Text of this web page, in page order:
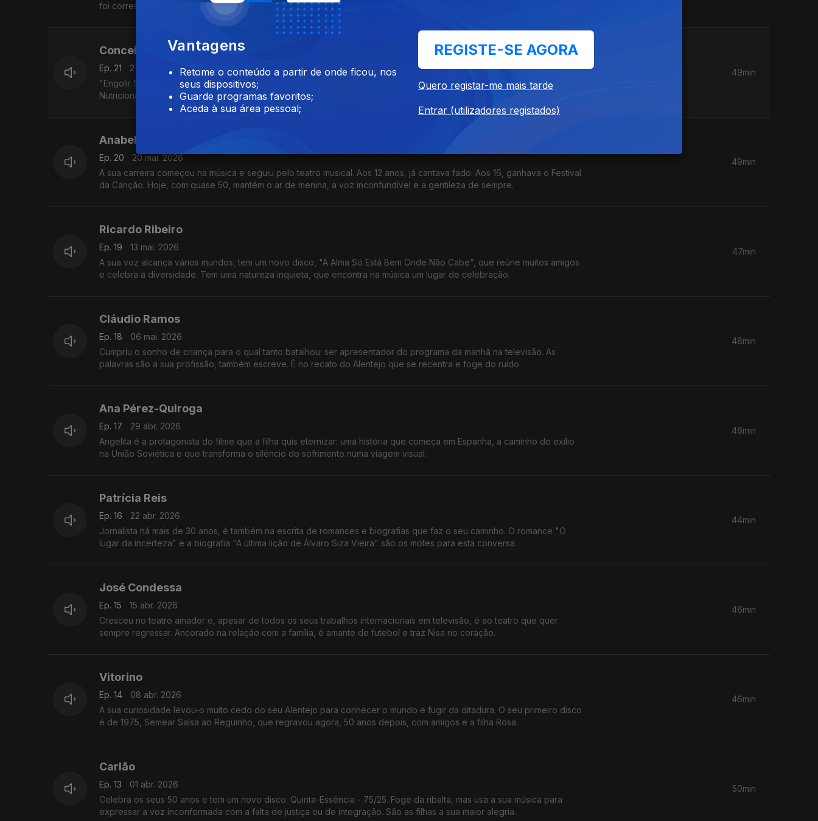
foi correspondente em Nova Iorque e, mais tarde, rumou a Timor, onde deu formação a jornalistas.
Conceição Calhau
Ep. 21
27 mai. 2026
"Engolir Sapos Engorda" é o novo livro de Conceição Calhau, professora catedrática e regente de Bioquímica
Nutricional do curso de Medicina, que nos explica como o corpo paga muitas vezes o que a cabeça não processa.
49min
Anabela
Ep. 20
20 mai. 2026
A sua carreira começou na música e seguiu pelo teatro musical. Aos 12 anos, já cantava fado. Aos 16, ganhava o Festival
da Canção. Hoje, com quase 50, mantém o ar de menina, a voz inconfundível e a gentileza de sempre.
49min
Ricardo Ribeiro
Ep. 19
13 mai. 2026
A sua voz alcança vários mundos, tem um novo disco, "A Alma Só Está Bem Onde Não Cabe", que reúne muitos amigos
e celebra a diversidade. Tem uma natureza inquieta, que encontra na música um lugar de celebração.
47min
Cláudio Ramos
Ep. 18
06 mai. 2026
Cumpriu o sonho de criança para o qual tanto batalhou: ser apresentador do programa da manhã na televisão. As
palavras são a sua profissão, também escreve. É no recato do Alentejo que se recentra e foge do ruído.
48min
Ana Pérez-Quiroga
Ep. 17
29 abr. 2026
Angelita é a protagonista do filme que a filha quis eternizar: uma história que começa em Espanha, a caminho do exílio
na União Soviética e que transforma o siléncio do sofrimento numa viagem visual.
46min
Patrícia Reis
Ep. 16
22 abr. 2026
Jornalista há mais de 30 anos, é também na escrita de romances e biografias que faz o seu caminho. O romance "O
lugar da incerteza" e a biografia "A última lição de Álvaro Siza Vieira" são os motes para esta conversa.
44min
José Condessa
Ep. 15
15 abr. 2026
Cresceu no teatro amador e, apesar de todos os seus trabalhos internacionais em televisão, é ao teatro que quer
sempre regressar. Ancorado na relação com a família, é amante de futebol e traz Nisa no coração.
46min
Vitorino
Ep. 14
08 abr. 2026
A sua curiosidade levou-o muito cedo do seu Alentejo para conhecer o mundo e fugir da ditadura. O seu primeiro disco
é de 1975, Semear Salsa ao Reguinho, que regravou agora, 50 anos depois, com amigos e a filha Rosa.
46min
Carlão
Ep. 13
01 abr. 2026
Celebra os seus 50 anos e tem um novo disco: Quinta-Essência - 75/25. Foge da ribalta, mas usa a sua música para
expressar a voz inconformada com a falta de justiça ou de integração. São as filhas a sua maior alegria.
50min
Vantagens
Retome o conteúdo a partir de onde ficou, nos
seus dispositivos;
Guarde programas favoritos;
Aceda à sua área pessoal;
REGISTE-SE AGORA
Quero registar-me mais tarde
Entrar (utilizadores registados)